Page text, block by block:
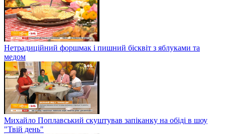
Нетрадиційний форшмак і пишний бісквіт з яблуками та
медом
Михайло Поплавський скуштував запіканку на обіді в шоу
"Твій день"